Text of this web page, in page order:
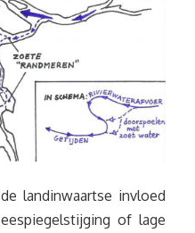
landinwaartse invloed
of lage